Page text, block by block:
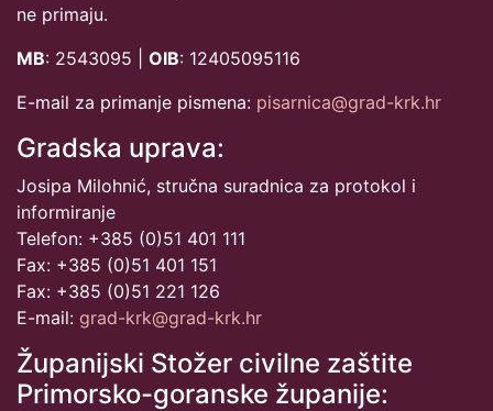
ne primaju.
MB: 2543095 | OIB: 12405095116
E-mail za primanje pismena: pisarnica@grad-krk.hr
Gradska uprava:
Josipa Milohnić, stručna suradnica za protokol i
informiranje
Telefon: +385 (0)51 401 111
Fax: +385 (0)51 401 151
Fax: +385 (0)51 221 126
E-mail: grad-krk@grad-krk.hr
Županijski Stožer civilne zaštite
Primorsko-goranske županije: